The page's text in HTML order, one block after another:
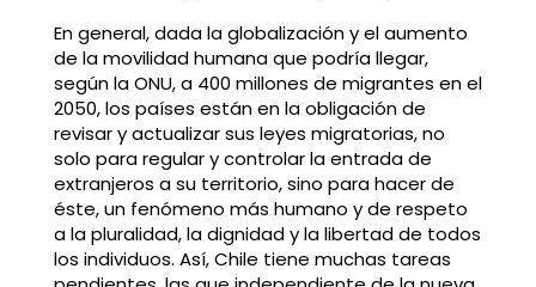
En general, dada la globalización y el aumento
de la movilidad humana que podría llegar,
según la ONU, a 400 millones de migrantes en el
2050, los países están en la obligación de
revisar y actualizar sus leyes migratorias, no
solo para regular y controlar la entrada de
extranjeros a su territorio, sino para hacer de
éste, un fenómeno más humano y de respeto
a la pluralidad, la dignidad y la libertad de todos
los individuos. Así, Chile tiene muchas tareas